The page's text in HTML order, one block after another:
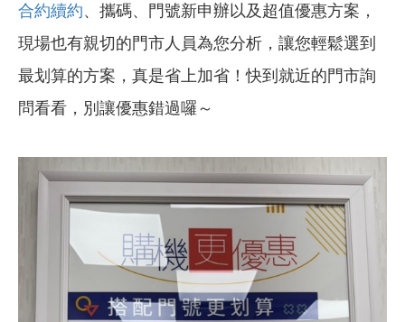
合約續約、攜碼、門號新申辦以及超值優惠方案，
現場也有親切的門市人員為您分析，讓您輕鬆選到
最划算的方案，真是省上加省！快到就近的門市詢
問看看，別讓優惠錯過囉～